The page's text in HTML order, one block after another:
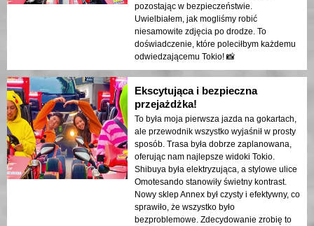
pozostając w bezpieczeństwie.
Uwielbiałem, jak mogliśmy robić
niesamowite zdjęcia po drodze. To
doświadczenie, które poleciłbym każdemu
odwiedzającemu Tokio! 📸
Ekscytująca i bezpieczna
przejażdżka!
To była moja pierwsza jazda na gokartach,
ale przewodnik wszystko wyjaśnił w prosty
sposób. Trasa była dobrze zaplanowana,
oferując nam najlepsze widoki Tokio.
Shibuya była elektryzująca, a stylowe ulice
Omotesando stanowiły świetny kontrast.
Nowy sklep Annex był czysty i efektywny, co
sprawiło, że wszystko było
bezproblemowe. Zdecydowanie zrobię to